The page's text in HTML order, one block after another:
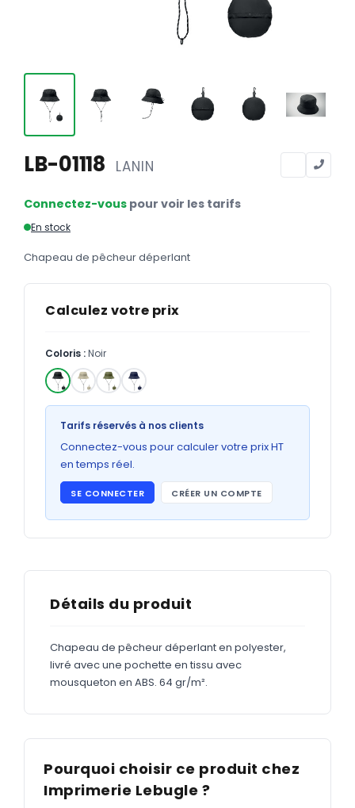
Tête de lettre
Enveloppes
Sous-mains
Chemises
Bons de commande
GRAND FORMAT
Abribus
Plans
Bâche
ADHÉSIFS
Étiquettes adhésives en bobine
Adhésifs vitrine
MARQUAGE TEXTILE
Tee-shirts
Polos Nouveau
Sweatshirts
LB-01118 LANIN
Connectez-vous pour voir les tarifs
En stock
Chapeau de pêcheur déperlant
Calculez votre prix
Coloris :Noir
Tarifs réservés à nos clients
Connectez-vous pour calculer votre prix HT
en temps réel.
SE CONNECTER CRÉER UN COMPTE
Détails du produit
Chapeau de pêcheur déperlant en polyester,
livré avec une pochette en tissu avec
mousqueton en ABS. 64 gr/m².
Pourquoi choisir ce produit chez
Imprimerie Lebugle ?